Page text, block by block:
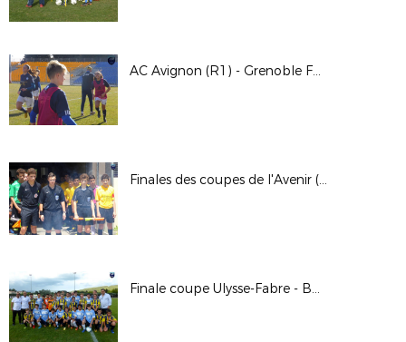
AC Avignon (R1) - Grenoble Foot 38 (D2) / 8e de finale de la CDF Féminine
Finales des coupes de l'Avenir (U15 ; U17 ; U19)
Finale coupe Ulysse-Fabre - BC Isle (D1) / US Autre Provence (D2)